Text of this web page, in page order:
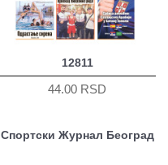
12811
44.00 RSD
Спортски Журнал Београд